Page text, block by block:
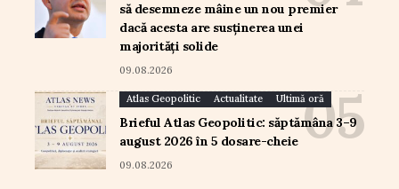
să desemneze mâine un nou premier
dacă acesta are susținerea unei
majorități solide
09.08.2026
Atlas Geopolitic Actualitate Ultimă oră
Brieful Atlas Geopolitic: săptămâna 3–9
august 2026 în 5 dosare-cheie
09.08.2026